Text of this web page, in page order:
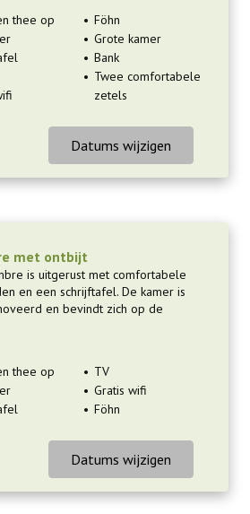
thee op
Föhn
Grote kamer
Bank
Twee comfortabele
zetels
Datums wijzigen
met ontbijt
is uitgerust met comfortabele
en een schrijftafel. De kamer is
en bevindt zich op de
thee op
TV
Gratis wifi
Föhn
Datums wijzigen